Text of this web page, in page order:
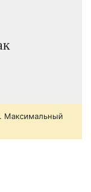
Максимальный